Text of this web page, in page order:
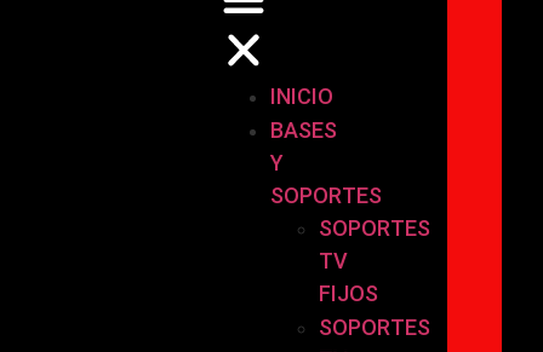
INICIO
BASES
Y
SOPORTES
SOPORTES
TV
FIJOS
SOPORTES